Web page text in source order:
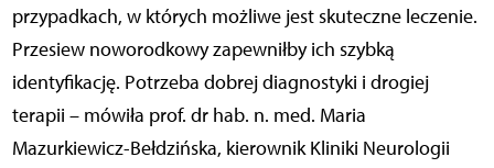
przypadkach, w których możliwe jest skuteczne leczenie.
Przesiew noworodkowy zapewniłby ich szybką
identyfikację. Potrzeba dobrej diagnostyki i drogiej
terapii – mówiła prof. dr hab. n. med. Maria
Mazurkiewicz-Bełdzińska, kierownik Kliniki Neurologii